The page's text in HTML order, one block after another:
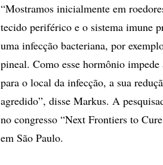
“Mostramos inicialmente em
tecido periférico e o sistema imune
uma infecção bacteriana, por
pineal. Como esse hormônio
para o local da infecção, a sua
agredido”, disse Markus. A
no congresso “Next Frontiers to
em São Paulo.